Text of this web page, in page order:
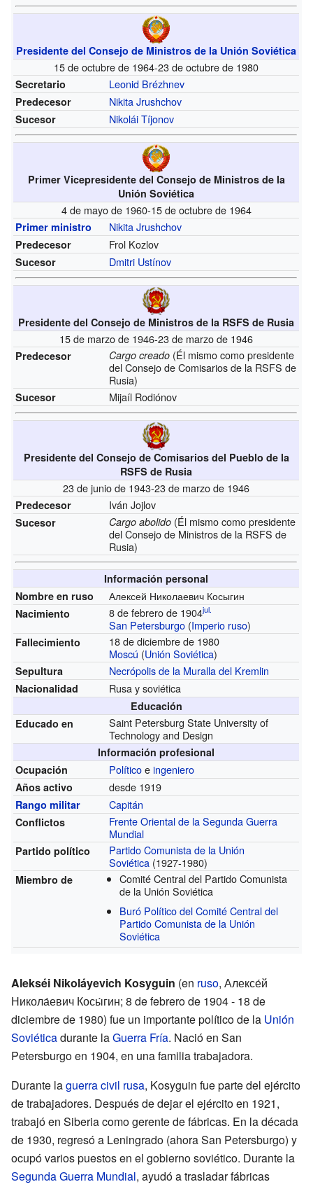
Presidente del Consejo de Ministros de la Unión Soviética
15 de octubre de 1964-23 de octubre de 1980
Secretario Leonid Brézhnev
Predecesor Nikita Jrushchov
Sucesor Nikolái Tíjonov
Primer Vicepresidente del Consejo de Ministros de la
Unión Soviética
4 de mayo de 1960-15 de octubre de 1964
Primer ministro Nikita Jrushchov
Predecesor Frol Kozlov
Sucesor Dmitri Ustínov
Presidente del Consejo de Ministros de la RSFS de Rusia
15 de marzo de 1946-23 de marzo de 1946
Predecesor Cargo creado (Él mismo como presidente
del Consejo de Comisarios de la RSFS de
Rusia)
Sucesor Mijaíl Rodiónov
Presidente del Consejo de Comisarios del Pueblo de la
RSFS de Rusia
23 de junio de 1943-23 de marzo de 1946
Predecesor Iván Jojlov
Sucesor Cargo abolido (Él mismo como presidente
del Consejo de Ministros de la RSFS de
Rusia)
Información personal
Nombre en ruso
Алексей Николаевич Косыгин
Nacimiento 8 de febrero de 1904jul.
San Petersburgo (Imperio ruso)
Fallecimiento
18 de diciembre de 1980
Moscú (Unión Soviética)
Sepultura Necrópolis de la Muralla del Kremlin
Nacionalidad Rusa y soviética
Educación
Educado en
Saint Petersburg State University of
Technology and Design
Información profesional
Ocupación
Políticoeingeniero
Años activo desde 1919
Rango militar Capitán
Conflictos
Frente Oriental de la Segunda Guerra
Mundial
Partido político
Partido Comunista de la Unión
Soviética (1927-1980)
Miembro de
Comité Central del Partido Comunista
de la Unión Soviética
Buró Político del Comité Central del
Partido Comunista de la Unión
Soviética
Alekséi Nikoláyevich Kosyguin (en ruso, Алексе́й
Никола́евич Косы́гин; 8 de febrero de 1904 - 18 de
diciembre de 1980) fue un importante político de la Unión
Soviéticadurante laGuerra Fría. Nació en San
Petersburgo en 1904, en una familia trabajadora.
Durante laguerra civil rusa, Kosyguin fue parte del ejército
de trabajadores. Después de dejar el ejército en 1921,
trabajó en Siberia como gerente de fábricas. En la década
de 1930, regresó a Leningrado (ahora San Petersburgo) y
ocupó varios puestos en el gobierno soviético. Durante la
Segunda Guerra Mundial, ayudó a trasladar fábricas